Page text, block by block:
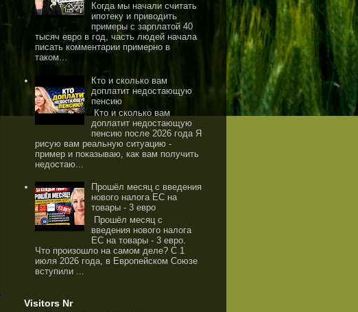
Когда мы начали считать
ипотеку и приводить
примеры с зарплатой 40
тысяч евро в год, часть людей начала
писать комментарии примерно в
таком...
Кто и сколько вам
доплатит недостающую
пенсию
Кто и сколько вам
доплатит недостающую
пенсию после 2026 года Я
рисую вам реальную ситуацию -
пример и показываю, как вам получить
недостаю...
Прошёл месяц с введения
нового налога ЕС на
товары - 3 евро
Прошёл месяц с
введения нового налога
ЕС на товары - 3 евро.
Что произошло на самом деле? С 1
июля 2026 года, в Европейском Союзе
вступили ...
Visitors Nr